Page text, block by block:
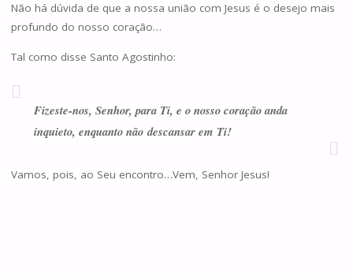
Não há dúvida de que a nossa união com Jesus é o desejo mais
profundo do nosso coração…
Tal como disse Santo Agostinho:
Fizeste-nos, Senhor, para Ti, e o nosso coração anda
inquieto, enquanto nãodescansar em Ti!
Vamos, pois, ao Seu encontro…Vem, Senhor Jesus!